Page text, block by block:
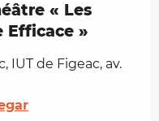
« Les
Efficace »
IUT de Figeac, av.